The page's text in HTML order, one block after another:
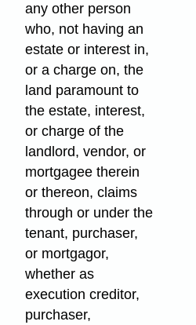
any other person
who, not having an
estate or interest in,
or a charge on, the
land paramount to
the estate, interest,
or charge of the
landlord, vendor, or
mortgagee therein
or thereon, claims
through or under the
tenant, purchaser,
or mortgagor,
whether as
execution creditor,
purchaser,